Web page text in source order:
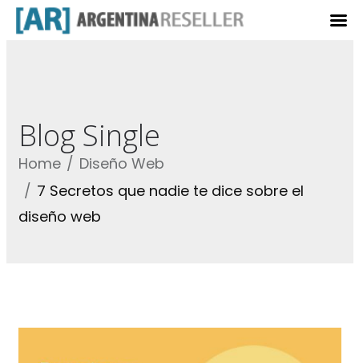
Blog Single
Home
Diseño Web
7 Secretos que nadie te dice sobre el
diseño web